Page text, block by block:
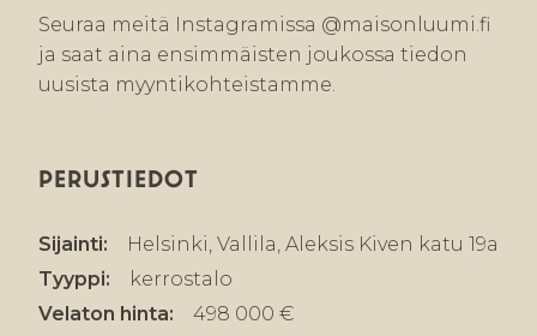
Seuraa meitä Instagramissa @maisonluumi.fi
ja saat aina ensimmäisten joukossa tiedon
uusista myyntikohteistamme.
PERUSTIEDOT
Sijainti:
Helsinki, Vallila, Aleksis Kiven katu 19a
Tyyppi:
kerrostalo
Velaton hinta:
498 000 €